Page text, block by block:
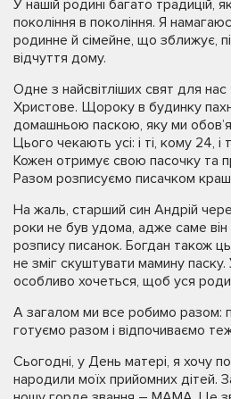
У нашій родині багато традицій,
покоління в покоління. Я
родинне й сімейне, що зближує,
відчуття дому.
Одне з найсвітліших свят для
Христове. Щороку в будинку
домашньою паскою, яку ми
Цього чекають усі: і ті, кому 24,
Кожен отримує свою пасочку та
Разом розписуємо писачком
На жаль, старший син Андрій
роки не був удома, адже саме він
розпису писанок. Богдан також
не зміг скуштувати мамину
особливо хочеться, щоб уся
А загалом ми все робимо разом:
готуємо разом і відпочиваємо
Сьогодні, у День матері, я хочу
народили моїх прийомних дітей.